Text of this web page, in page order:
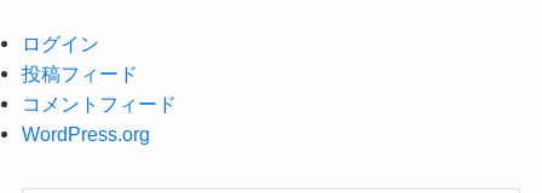
ログイン
投稿フィード
コメントフィード
WordPress.org